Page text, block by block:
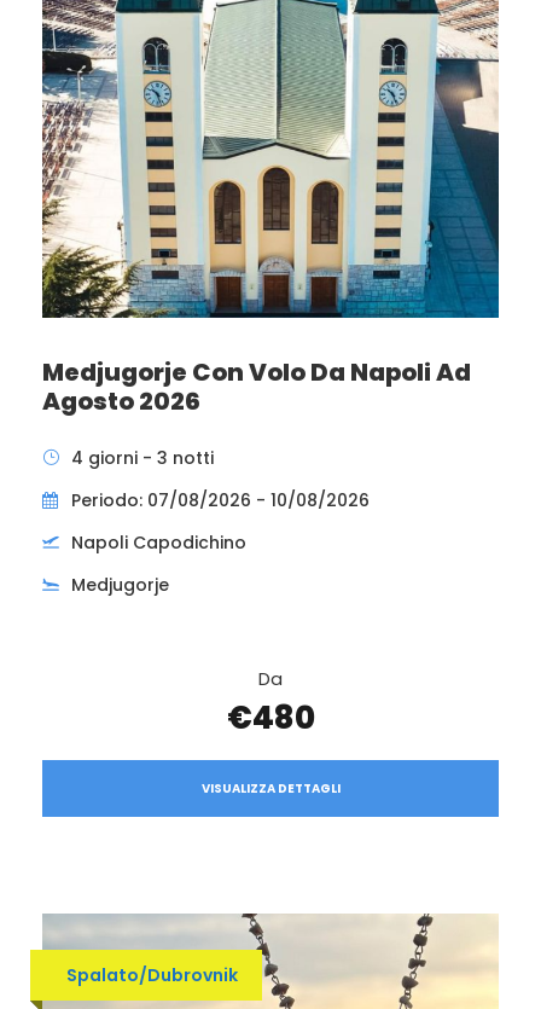
Medjugorje Con Volo Da Napoli Ad
Agosto 2026
4 giorni - 3 notti
Periodo: 07/08/2026 - 10/08/2026
Napoli Capodichino
Medjugorje
Da
€480
VISUALIZZA DETTAGLI
Spalato/Dubrovnik